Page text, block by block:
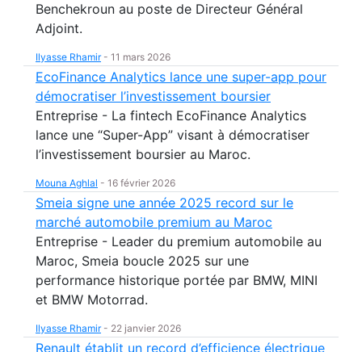
Benchekroun au poste de Directeur Général
Adjoint.
Ilyasse Rhamir- 11 mars 2026
EcoFinance Analytics lance une super-app pour
démocratiser l’investissement boursier
Entreprise - La fintech EcoFinance Analytics
lance une “Super-App” visant à démocratiser
l’investissement boursier au Maroc.
Mouna Aghlal - 16 février 2026
Smeia signe une année 2025 record sur le
marché automobile premium au Maroc
Entreprise - Leader du premium automobile au
Maroc, Smeia boucle 2025 sur une
performance historique portée par BMW, MINI
et BMW Motorrad.
Ilyasse Rhamir- 22 janvier 2026
Renault établit un record d’efficience électrique